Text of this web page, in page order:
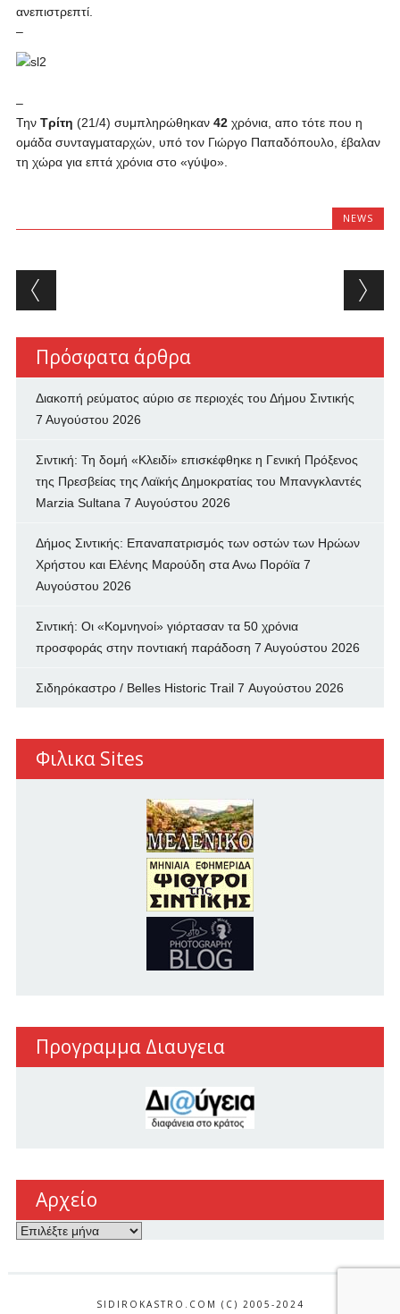
ανεπιστρεπτί.
–
–
Την Τρίτη (21/4) συμπληρώθηκαν 42χρόνια, απο τότε που η
ομάδα συνταγματαρχών, υπό τον Γιώργο Παπαδόπουλο, έβαλαν
τη χώρα για επτά χρόνια στο «γύψο».
NEWS
Post navigation
Πρόσφατα άρθρα
Διακοπή ρεύματος αύριο σε περιοχές του Δήμου Σιντικής
7 Αυγούστου 2026
Σιντική: Τη δομή «Κλειδί» επισκέφθηκε η Γενική Πρόξενος
της Πρεσβείας της Λαϊκής Δημοκρατίας του Μπανγκλαντές
Marzia Sultana 7 Αυγούστου 2026
Δήμος Σιντικής: Επαναπατρισμός των oστών των Ηρώων
Χρήστου και Ελένης Μαρούδη στα Ανω Πορόϊα 7
Αυγούστου 2026
Σιντική: Οι «Κομνηνοί» γιόρτασαν τα 50 χρόνια
προσφοράς στην ποντιακή παράδοση 7 Αυγούστου 2026
Σιδηρόκαστρο / Belles Historic Trail 7 Αυγούστου 2026
Φιλικα Sites
Προγραμμα Διαυγεια
Αρχείο
Αρχείο
SIDIROKASTRO.COM (C) 2005-2024